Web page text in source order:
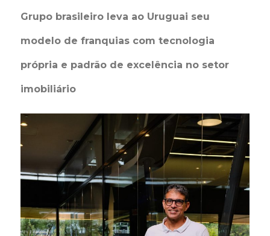
Grupo brasileiro leva ao Uruguai seu
modelo de franquias com tecnologia
própria e padrão de excelência no setor
imobiliário